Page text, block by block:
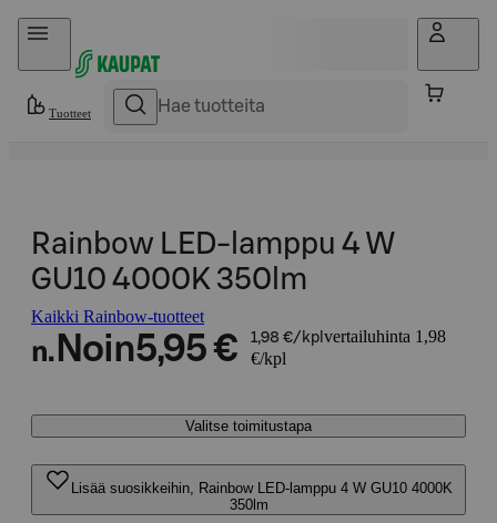
Hyppää sisältöön
Tuotteet
Rainbow LED-lamppu 4 W
GU10 4000K 350lm
Kaikki Rainbow-tuotteet
n. Noin5,95 € 1,98 €/kpl vertailuhinta 1,98
€/kpl
Valitse toimitustapa
Lisää suosikkeihin, Rainbow LED-lamppu 4 W GU10 4000K
350lm